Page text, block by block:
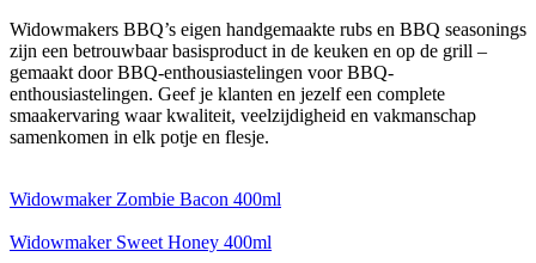
Widowmakers BBQ’s eigen handgemaakte rubs en BBQ seasonings
zijn een betrouwbaar basisproduct in de keuken en op de grill –
gemaakt door BBQ-enthousiastelingen voor BBQ-
enthousiastelingen. Geef je klanten en jezelf een complete
smaakervaring waar kwaliteit, veelzijdigheid en vakmanschap
samenkomen in elk potje en flesje.
Widowmaker Zombie Bacon 400ml
Widowmaker Sweet Honey 400ml